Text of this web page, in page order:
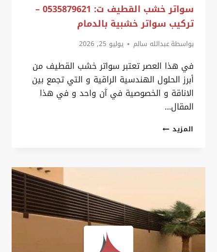
سواتر خشب القطيف ت: 0535879621 –
تركيب سواتر خشبية بالدمام
بواسطةعبدالله سالم يوليو 25, 2026
في هذا العصر تعتبر سواتر خشب القطيف من
أبرز الحلول الهندسية الراقية و التي تجمع بين
الاناقة و الخصوصية في آن واحد و في هذا
المقال…
المزيدسواتر
ت:
تركيب
سواتر
خشبية